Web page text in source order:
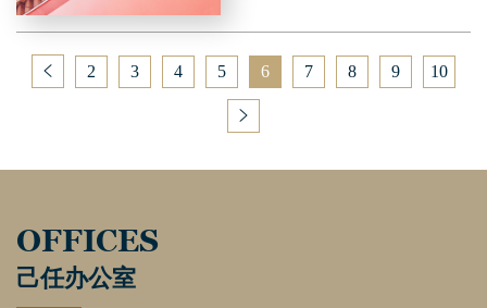
2 3 4 5 6 7 8 9 10
OFFICES
己任办公室